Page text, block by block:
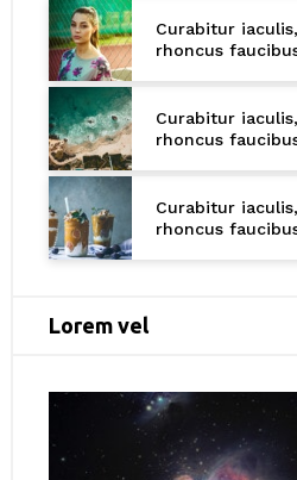
Curabitur
rhoncus
Curabitur
rhoncus
Curabitur
rhoncus
Lorem vel